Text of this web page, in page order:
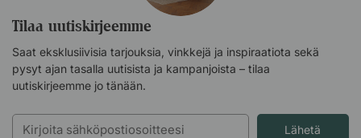
Tilaa uutiskirjeemme
Saat eksklusiivisia tarjouksia, vinkkejä ja inspiraatiota sekä
pysyt ajan tasalla uutisista ja kampanjoista – tilaa
uutiskirjeemme jo tänään.
Lähetä